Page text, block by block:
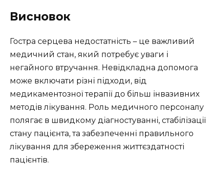
Висновок
Гостра серцева недостатність – це важливий
медичний стан, який потребує уваги і
негайного втручання. Невідкладна допомога
може включати різні підходи, від
медикаментозної терапії до більш інвазивних
методів лікування. Роль медичного персоналу
полягає в швидкому діагностуванні, стабілізації
стану пацієнта, та забезпеченні правильного
лікування для збереження життєздатності
пацієнтів.